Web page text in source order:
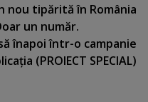
nou tipărită în România
un număr.
înapoi într-o campanie
(PROIECT SPECIAL)